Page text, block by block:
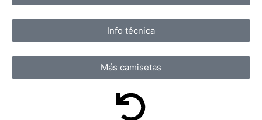
Info técnica
Más camisetas